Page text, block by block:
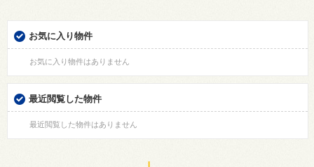
お気に入り物件
お気に入り物件はありません
最近閲覧した物件
最近閲覧した物件はありません